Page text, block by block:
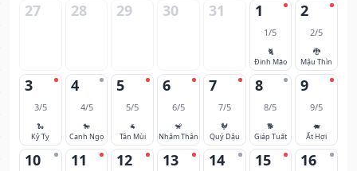
27 28 29 30 31 1
1/5
🐈
Đinh Mão
2
2/5
🐉
Mậu Thìn
3
3/5
🐍
Kỷ Tỵ
4
4/5
🐎
Canh Ngọ
5
5/5
🐐
Tân Mùi
6
6/5
🐒
Nhâm Thân
7
7/5
🐓
Quý Dậu
8
8/5
🐕
Giáp Tuất
9
9/5
🐖
Ất Hợi
10 11 12 13 14 15 16